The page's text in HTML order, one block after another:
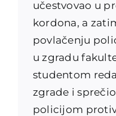
učestvovao u
kordona, a
povlačenju
u zgradu
studentom
zgrade i
policijom